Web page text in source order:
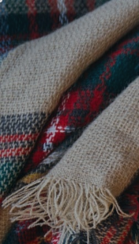
Hoppa
till
innehåll